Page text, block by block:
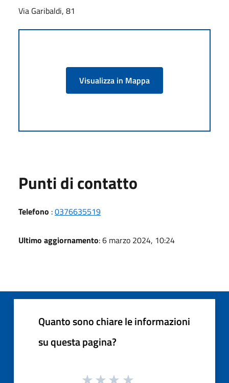
Via Garibaldi, 81
Visualizza in Mappa
Punti di contatto
Telefono :0376635519
Ultimo aggiornamento: 6 marzo 2024, 10:24
Quanto sono chiare le informazioni
su questa pagina?